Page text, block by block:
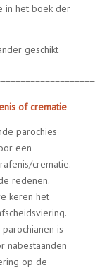
in het boek der
geschikt
of crematie
parochies
een
crematie.
redenen.
keren het
is
nabestaanden
op de